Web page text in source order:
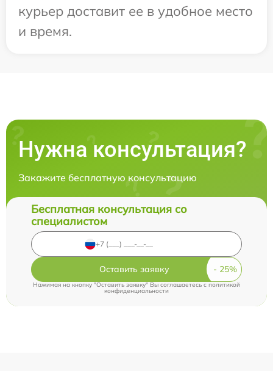
курьер доставит ее в удобное место
и время.
Нужна консультация?
Закажите бесплатную консультацию
Бесплатная консультация со
специалистом
Оставить заявку
Нажимая на кнопку "Оставить заявку" Вы соглашаетесь cполитикой
конфиденциальности